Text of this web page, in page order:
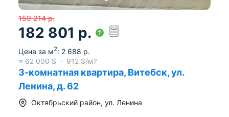
159 214 р.
182 801 р.
Цена за м2: 2 688 р.
≈ 62 000 $ 912 $/м2
3-комнатная квартира, Витебск, ул.
Ленина, д. 62
Октябрьский район, ул. Ленина